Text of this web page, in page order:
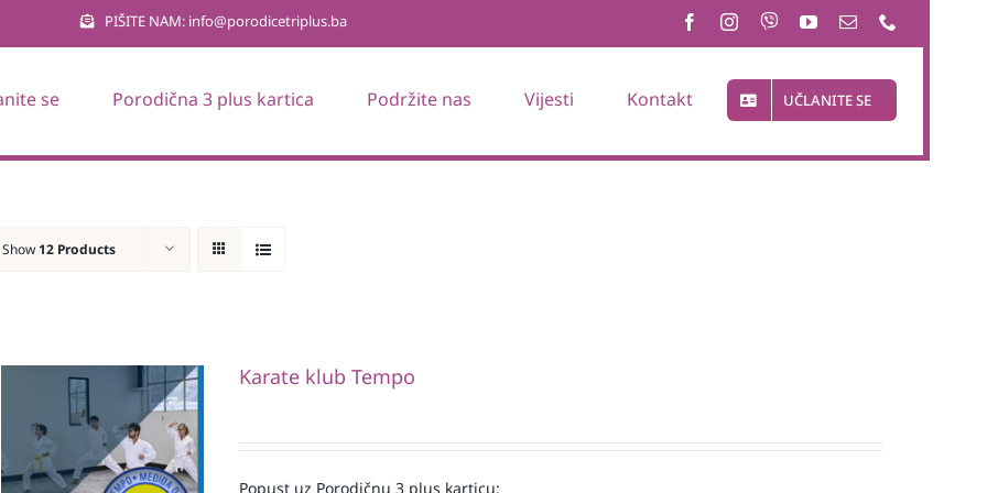
PIŠITE NAM: info@porodicetriplus.ba
se Porodična 3 plus kartica Podržite nas Vijesti Kontakt UČLANITE SE
Show 12 Products
Karate klub Tempo
Popust uz Porodičnu 3 plus karticu: